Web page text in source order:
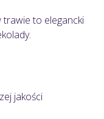
trawie to elegancki
jakości